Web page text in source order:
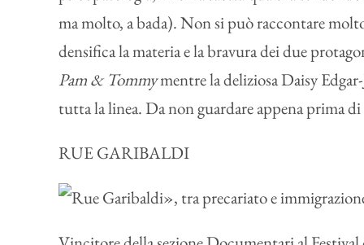
ma molto, a bada). Non si può raccontare
densifica la materia e la bravura dei due
Pam & Tommymentre la deliziosa Daisy
tutta la linea. Da non guardare appena prima di
RUE GARIBALDI